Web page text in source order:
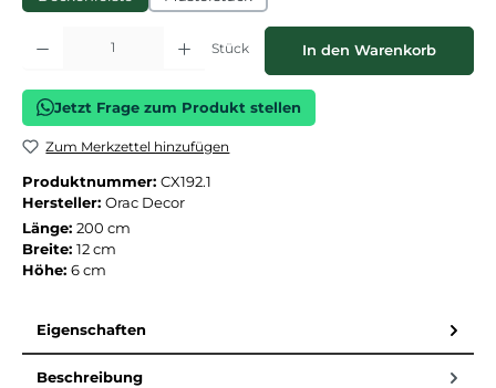
Produkt Anzahl: Gib den gewünschten Wert ein oder benutze die
Stück In den Warenkorb
Jetzt Frage zum Produkt stellen
Zum Merkzettel hinzufügen
Produktnummer: CX192.1
Hersteller: Orac Decor
Länge: 200 cm
Breite: 12 cm
Höhe: 6 cm
Eigenschaften
Beschreibung